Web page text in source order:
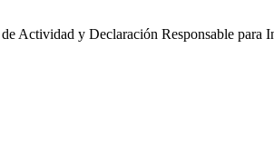
Actividad y Declaración Responsable para